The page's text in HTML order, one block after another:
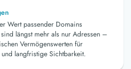
Wert passender Domains
längst mehr als nur Adressen –
Vermögenswerten für
langfristige Sichtbarkeit.